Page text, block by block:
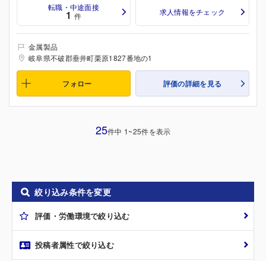
転職・中途面接
1 件 求人情報をチェック
金属製品
岐阜県不破郡垂井町栗原1827番地の1
フォロー 評価の詳細を見る
25件中 1~25件を表示
絞り込み条件を変更
評価・労働環境で絞り込む
投稿者属性で絞り込む